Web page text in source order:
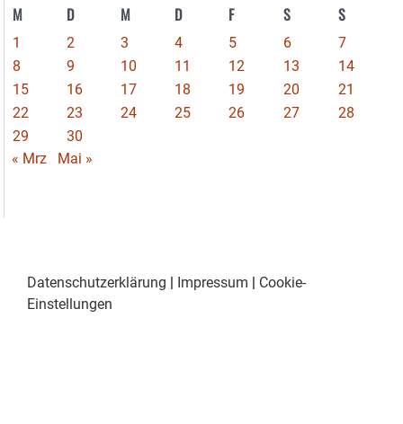
M D M D F S S
1 2 3 4 5 6
7
8
9 10 11 12 13
14
15
16 17 18 19 20
21
22
23 24 25 26 27
28
29
30
« Mrz
Mai »
Datenschutzerklärung | Impressum | Cookie-
Einstellungen